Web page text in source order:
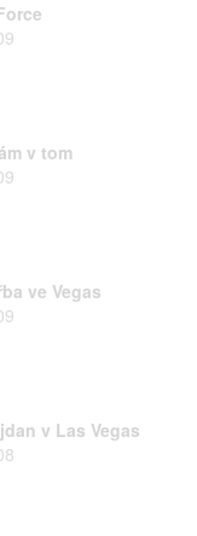
v tom
ve Vegas
v Las Vegas